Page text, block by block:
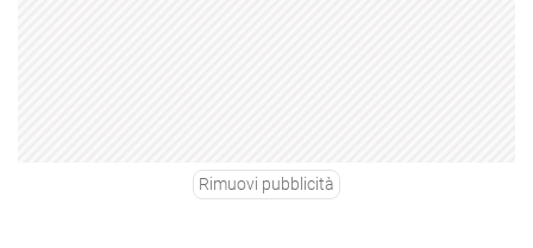
Rimuovi pubblicità